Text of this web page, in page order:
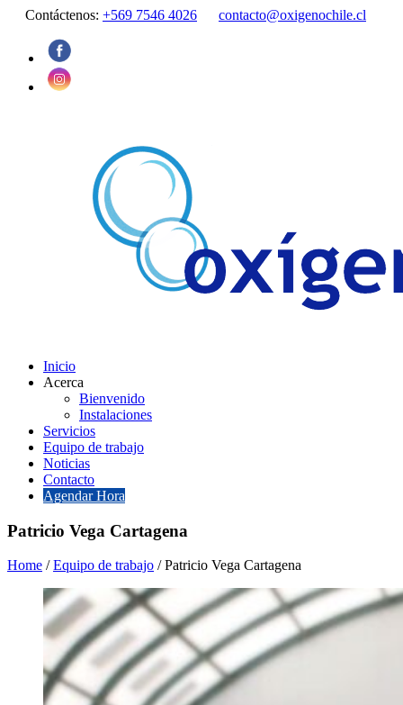
Contáctenos: +569 7546 4026 contacto@oxigenochile.cl
Inicio
Acerca
Bienvenido
Instalaciones
Servicios
Equipo de trabajo
Noticias
Contacto
Agendar Hora
Patricio Vega Cartagena
Home /Equipo de trabajo /Patricio Vega Cartagena